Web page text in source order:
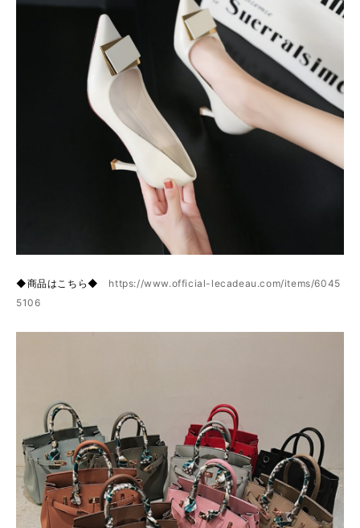
◆商品はこちら◆ https://www.official-lecadeau.com/items/6045
5106